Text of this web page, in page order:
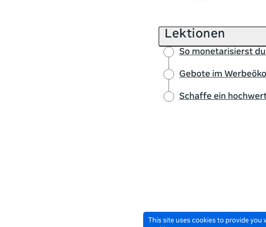
This site uses cookies to provide you
Lektionen
So monetarisierst
Gebote im
Schaffe ein